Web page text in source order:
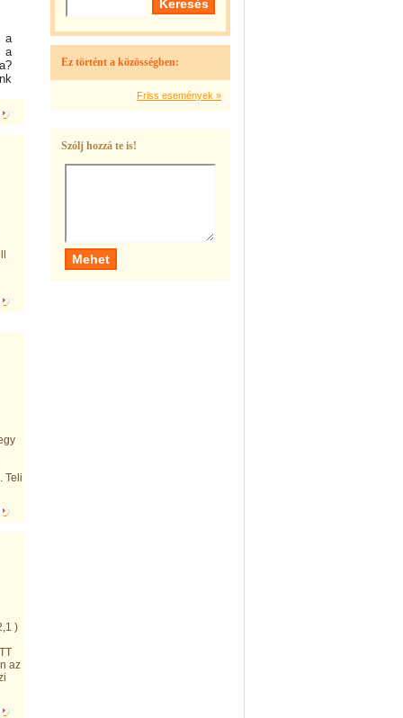
a
a
Teli
)
az
Ez történt a közösségben:
Friss események »
Szólj hozzá te is!